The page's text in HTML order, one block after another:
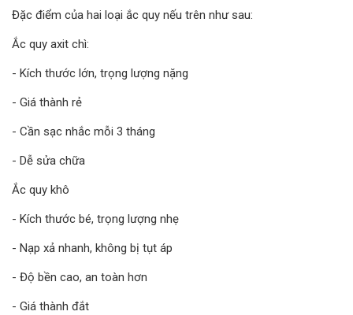
Đặc điểm của hai loại ắc quy nếu trên như sau:
Ắc quy axit chì:
- Kích thước lớn, trọng lượng nặng
- Giá thành rẻ
- Cần sạc nhắc mỗi 3 tháng
- Dễ sửa chữa
Ắc quy khô
- Kích thước bé, trọng lượng nhẹ
- Nạp xả nhanh, không bị tụt áp
- Độ bền cao, an toàn hơn
- Giá thành đắt